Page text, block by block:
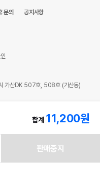
합계 11,200원
판매중지
문의 공지사항
가산DK 507호, 508호 (가산동)